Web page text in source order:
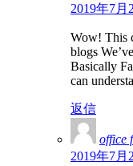
2019年7月
Wow! This
blogs
Basically
can
返信
office
2019年7月